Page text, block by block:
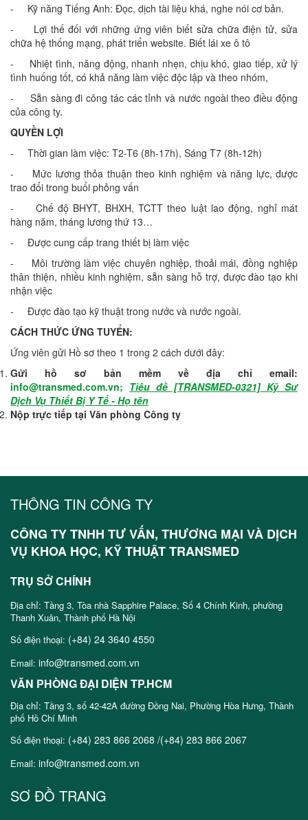
- Kỹ năng Tiếng Anh: Đọc, dịch tài liệu khá, nghe nói cơ bản.
- Lợi thế đối với những ứng viên biết sửa chữa điện tử, sửa
chữa hệ thống mạng, phát triển website. Biết lái xe ô tô
- Nhiệt tình, năng động, nhanh nhẹn, chịu khó, giao tiếp, xử lý
tình huống tốt, có khả năng làm việc độc lập và theo nhóm,
- Sẵn sàng đi công tác các tỉnh và nước ngoài theo điều động
của công ty.
QUYỀN LỢI
- Thời gian làm việc: T2-T6 (8h-17h), Sáng T7 (8h-12h)
- Mức lương thỏa thuận theo kinh nghiệm và năng lực, được
trao đổi trong buổi phỏng vấn
- Chế độ BHYT, BHXH, TCTT theo luật lao động, nghỉ mát
hàng năm, tháng lương thứ 13…
- Được cung cấp trang thiết bị làm việc
- Môi trường làm việc chuyên nghiệp, thoải mái, đồng nghiệp
thân thiện, nhiều kinh nghiệm, sẵn sàng hỗ trợ, được đào tạo khi
nhận việc
- Được đào tạo kỹ thuật trong nước và nước ngoài.
CÁCH THỨC ỨNG TUYỂN:
Ứng viên gửi Hồ sơ theo 1 trong 2 cách dưới đây:
Gửi hồ sơ bản mềm về địa chỉ email:
info@transmed.com.vn; Tiêu đề [TRANSMED-0321] Kỹ Sư
Dịch Vụ Thiết Bị Y Tế - Họ tên
Nộp trực tiếp tại Văn phòng Công ty
THÔNG TIN CÔNG TY
CÔNG TY TNHH TƯ VẤN, THƯƠNG MẠI VÀ DỊCH
VỤ KHOA HỌC, KỸ THUẬT TRANSMED
TRỤ SỞ CHÍNH
Địa chỉ: Tầng 3, Tòa nhà Sapphire Palace, Số 4 Chính Kinh, phường
Thanh Xuân, Thành phố Hà Nội
Số điện thoại: (+84) 24 3640 4550
Email: info@transmed.com.vn
VĂN PHÒNG ĐẠI DIỆN TP.HCM
Địa chỉ: Tầng 3, số 42-42A đường Đồng Nai, Phường Hòa Hưng, Thành
phố Hồ Chí Minh
Số điện thoại: (+84) 283 866 2068 /(+84) 283 866 2067
Email: info@transmed.com.vn
SƠ ĐỒ TRANG